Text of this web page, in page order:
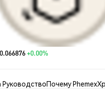
+0.00%
РуководствоПочему Phemex